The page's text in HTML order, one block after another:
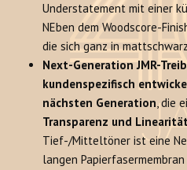
Understatement mit einer
NEben dem Woodscore-
die sich ganz in
Next-Generation JMR-
kundenspezifisch
nächsten Generation, die
Transparenz und
Tief-/Mitteltöner ist eine
langen